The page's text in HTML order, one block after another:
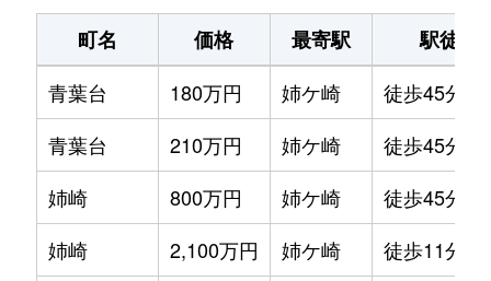
町名 価格 最寄駅
駅徒歩
青葉台
180万円 姉ケ崎
徒歩45分
青葉台
210万円 姉ケ崎
徒歩45分
姉崎
800万円 姉ケ崎
徒歩45分
姉崎
2,100万円 姉ケ崎
徒歩11分